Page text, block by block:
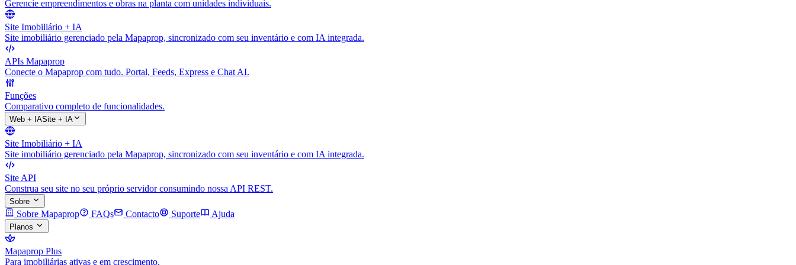
Gerencie empreendimentos e obras na planta com unidades individuais.
Site Imobiliário + IA
Site imobiliário gerenciado pela Mapaprop, sincronizado com seu inventário e com IA integrada.
APIs Mapaprop
Conecte o Mapaprop com tudo. Portal, Feeds, Express e Chat AI.
Funções
Comparativo completo de funcionalidades.
Web + IASite + IA
Site Imobiliário + IA
Site imobiliário gerenciado pela Mapaprop, sincronizado com seu inventário e com IA integrada.
Site API
Construa seu site no seu próprio servidor consumindo nossa API REST.
Sobre
Sobre Mapaprop FAQs Contacto Suporte Ajuda
Planos
Mapaprop Plus
Para imobiliárias ativas e em crescimento.